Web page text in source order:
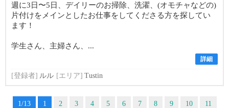
週に3日〜5日、デイリーのお掃除、洗濯、(オモチャなどの)
片付けをメインとしたお仕事をしてくださる方を探してい
ます！
学生さん、主婦さん、...
詳細
[登録者] ルル [エリア] Tustin
1/13 1 2 3 4 5 6 7 8 9 10
11